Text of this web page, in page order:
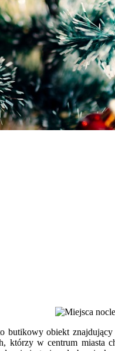
obiekt
którzy w centrum miasta